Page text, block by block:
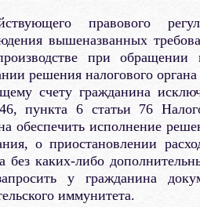
правового
вышеназванных
при
решения налогового
счету гражданина
пункта 6 статьи 76
обеспечить исполнение
о приостановлении
без каких-либо
у гражданина
иммунитета.